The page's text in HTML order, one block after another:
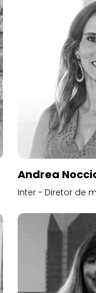
Andrea
Inter - Diretor de